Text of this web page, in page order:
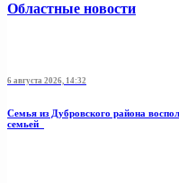
Областные новости
6 августа 2026, 14:32
Семья из Дубровского района
семьей